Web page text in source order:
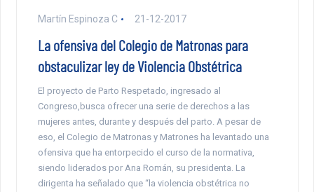
Martín Espinoza C 21-12-2017
La ofensiva del Colegio de Matronas para
obstaculizar ley de Violencia Obstétrica
El proyecto de Parto Respetado, ingresado al
Congreso,busca ofrecer una serie de derechos a las
mujeres antes, durante y después del parto. A pesar de
eso, el Colegio de Matronas y Matrones ha levantado una
ofensiva que ha entorpecido el curso de la normativa,
siendo liderados por Ana Román, su presidenta. La
dirigenta ha señalado que “la violencia obstétrica no